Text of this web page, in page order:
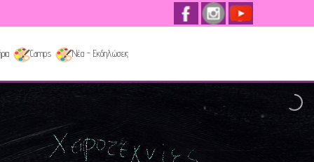
Camps Νέα - Εκδηλώσεις